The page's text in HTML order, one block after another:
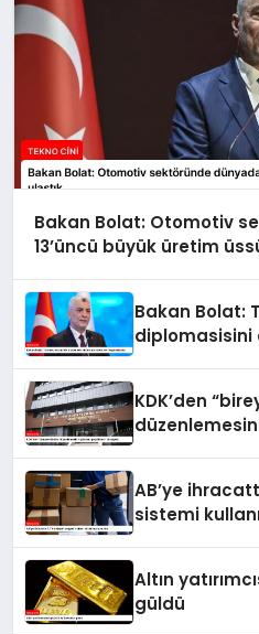
Bakan Bolat: Otomotiv
13’üncü büyük üretim
Bakan Bolat:
diplomasisini
KDK’den
AB’ye
sistemi
Altın
güldü